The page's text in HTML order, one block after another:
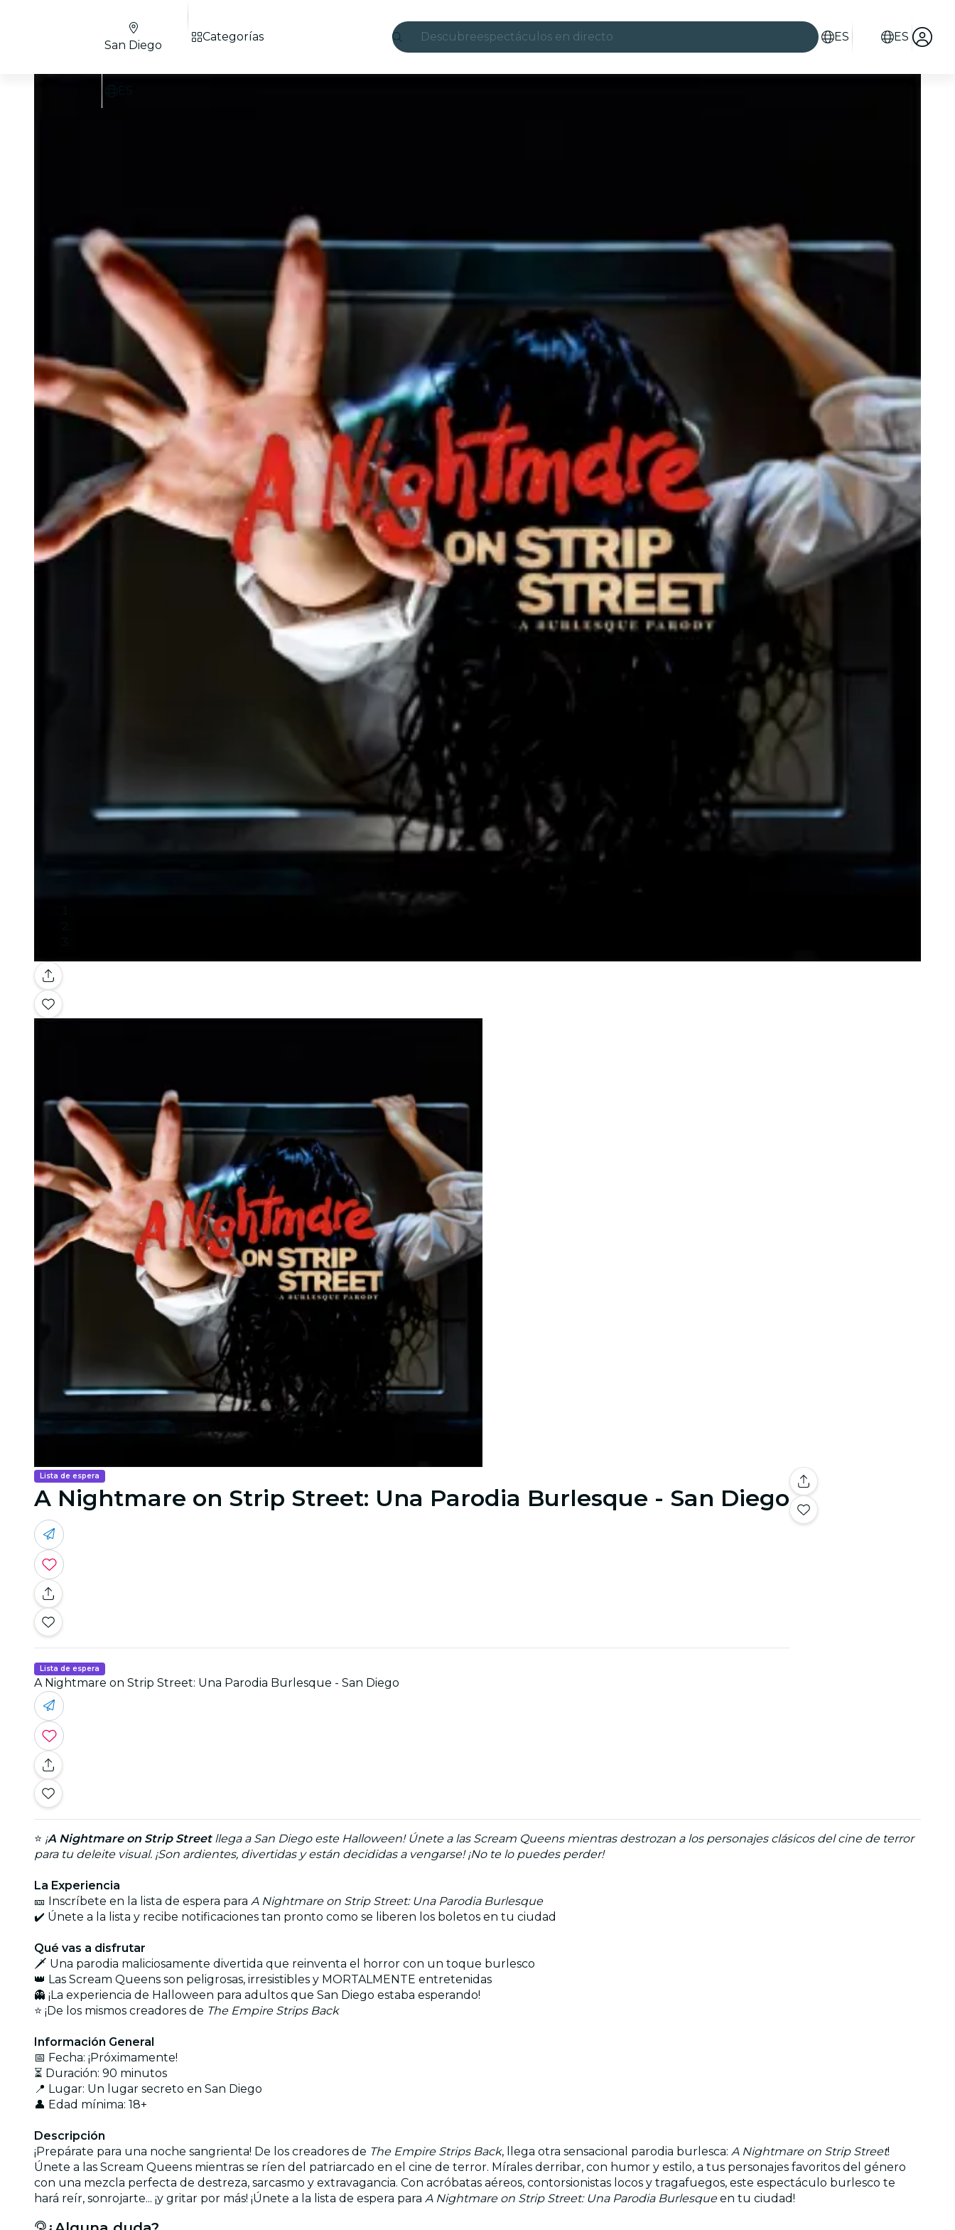
Descubreespectáculos en directo
Seúl
conciertos
restaurantes
cine
ES ES
San Diego
Categorías
Galería
Lista de espera
A Nightmare on Strip Street: Una Parodia Burlesque - San Diego
Lista de espera
A Nightmare on Strip Street: Una Parodia Burlesque - San Diego
⭐ ¡A Nightmare on Strip Streetllega a San Diego este Halloween! Únete a las Scream Queens mientras destrozan a los personajes clásicos del cine de terror
para tu deleite visual. ¡Son ardientes, divertidas y están decididas a vengarse! ¡No te lo puedes perder!
La Experiencia
🎫 Inscríbete en la lista de espera para A Nightmare on Strip Street: Una Parodia Burlesque
✔️ Únete a la lista y recibe notificaciones tan pronto como se liberen los boletos en tu ciudad
Qué vas a disfrutar
🗡️ Una parodia maliciosamente divertida que reinventa el horror con un toque burlesco
👑 Las Scream Queens son peligrosas, irresistibles y MORTALMENTE entretenidas
👻 ¡La experiencia de Halloween para adultos que San Diego estaba esperando!
⭐ ¡De los mismos creadores de The Empire Strips Back
Información General
📅 Fecha: ¡Próximamente!
⏳ Duración: 90 minutos
📍 Lugar: Un lugar secreto en San Diego
👤 Edad mínima: 18+
Descripción
¡Prepárate para una noche sangrienta! De los creadores de The Empire Strips Back, llega otra sensacional parodia burlesca: A Nightmare on Strip Street!
Únete a las Scream Queens mientras se ríen del patriarcado en el cine de terror. Mírales derribar, con humor y estilo, a tus personajes favoritos del género
con una mezcla perfecta de destreza, sarcasmo y extravagancia. Con acróbatas aéreos, contorsionistas locos y tragafuegos, este espectáculo burlesco te
hará reír, sonrojarte... ¡y gritar por más! ¡Únete a la lista de espera para A Nightmare on Strip Street: Una Parodia Burlesqueen tu ciudad!